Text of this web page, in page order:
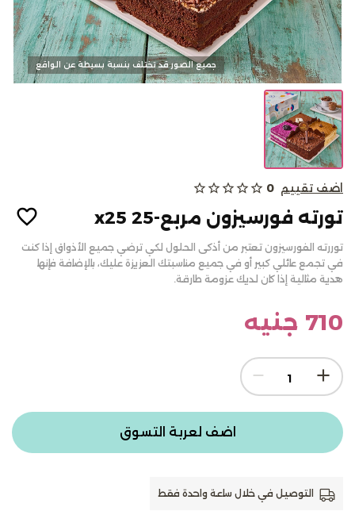
كحك وبسكويت
الالبان
من نحن
أتصل بنا
سياسة الألغاء أو والاسترجاع
تسجيل الدخول
جميع الصور قد تختلف بنسبة بسيطة عن الواقع
اضف تقييم 0
star_outline
star_outline
star_outline
star_outline
star_outline
تورته فورسيزون مربع-25 x25
توررته الفورسيزون تعتبر من أذكى الحلول لكي ترضي جميع الأذواق إذا كنت
في تجمع عائلي كبير أو في جميع مناسبتك العزيزة عليك، بالإضافة فإنها
هدية مثالية إذا كان لديك عزومة طارقة.
710 جنيه
اضف لعربة التسوق
التوصيل في خلال ساعة واحدة فقط